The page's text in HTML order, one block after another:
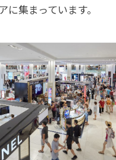
に集まっています。